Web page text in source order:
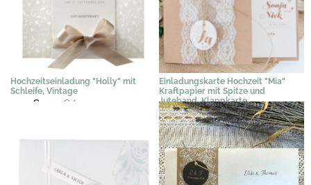
Hochzeitseinladung "Holly" mit
Schleife, Vintage
3,02 € 2,29 € *
Einladungskarte Hochzeit "Mia"
Kraftpapier mit Spitze und
Juteband, Klappkarte
2,76 €*